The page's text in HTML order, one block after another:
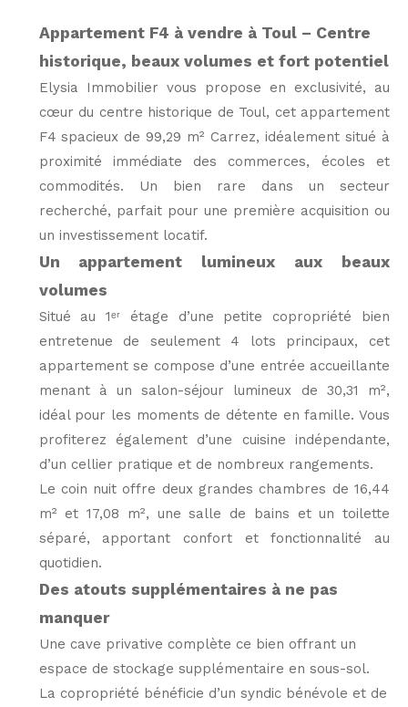
Appartement F4 à vendre à Toul – Centre
historique, beaux volumes et fort potentiel
Elysia Immobilier vous propose en exclusivité, au
cœur du centre historique de Toul, cet appartement
F4 spacieux de 99,29 m² Carrez, idéalement situé à
proximité immédiate des commerces, écoles et
commodités. Un bien rare dans un secteur
recherché, parfait pour une première acquisition ou
un investissement locatif.
Un appartement lumineux aux beaux
volumes
Situé au 1ᵉʳ étage d’une petite copropriété bien
entretenue de seulement 4 lots principaux, cet
appartement se compose d’une entrée accueillante
menant à un salon-séjour lumineux de 30,31 m²,
idéal pour les moments de détente en famille. Vous
profiterez également d’une cuisine indépendante,
d’un cellier pratique et de nombreux rangements.
Le coin nuit offre deux grandes chambres de 16,44
m² et 17,08 m², une salle de bains et un toilette
séparé, apportant confort et fonctionnalité au
quotidien.
Des atouts supplémentaires à ne pas
manquer
Une cave privative complète ce bien offrant un
espace de stockage supplémentaire en sous-sol.
La copropriété bénéficie d’un syndic bénévole et de